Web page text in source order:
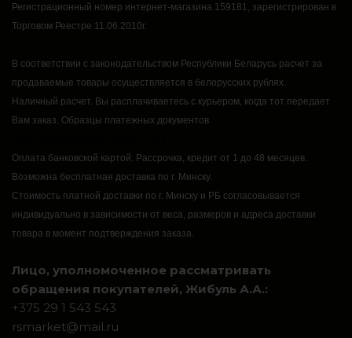
Регистрационный номер интернет-магазина 159181, зарегистрирован в
Торговом Реестре 11.06.2010г.
В соответствии с законодательством Республики Беларусь расчет за
продаваемые товары осуществляется в белорусских рублях.
Наличный расчет. Вы расплачиваетесь с курьером, когда тот передает
Вам заказ. Образцы платежных документов
Оплата банковской картой. Рассрочка, кредит от 1 до 48 месяцев.
Возможна бесплатная доставка по г. Минску.
Стоимость платной доставки по г. Минску и РБ согласовывается
индивидуально в зависимости от веса, размеров и адреса доставки
товара в момент подтверждения заказа.
Лицо, уполномоченное рассматривать
обращения покупателей, Жибуль А.А.:
+375 29 1 543 543
rsmarket@mail.ru